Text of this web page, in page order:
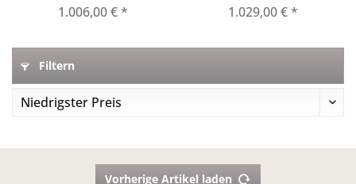
1.006,00 € * 1.029,00 € *
Filtern
Vorherige Artikel laden